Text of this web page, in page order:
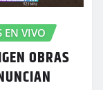
EN VIVO
OBRAS